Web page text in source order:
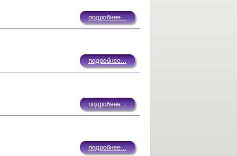
подробнее...
подробнее...
подробнее...
подробнее...